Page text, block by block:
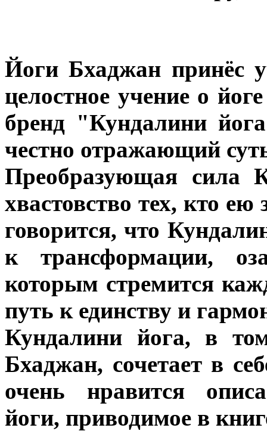
Йоги Бхаджан принёс
целостное учение о
бренд "Кундалини
честно отражающий
Преобразующая сила
хвастовство тех, кто
говорится, что
к трансформации,
которым стремится
путь к единству и
Кундалини йога, в
Бхаджан, сочетает в
очень нравится
йоги, приводимое в